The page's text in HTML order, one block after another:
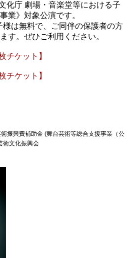
化庁 劇場・音楽堂等における子
業》対象公演です。
は無料で、ご同伴の保護者の方
す。ぜひご利用ください。
チケット】
チケット】
振興費補助金 (舞台芸術等総合支援事業 （公
術文化振興会